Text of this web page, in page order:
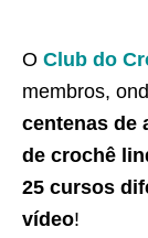
O Club do
membros,
centenas de
de crochê
25 cursos
vídeo!